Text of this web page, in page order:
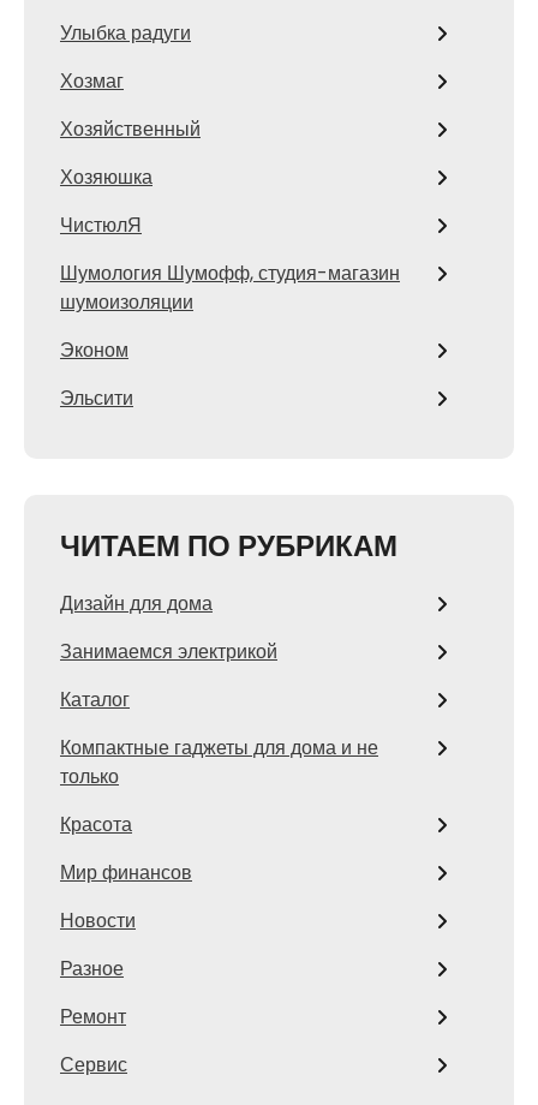
Улыбка радуги
Хозмаг
Хозяйственный
Хозяюшка
ЧистюлЯ
Шумология Шумофф, студия-магазин
шумоизоляции
Эконом
Эльсити
ЧИТАЕМ ПО РУБРИКАМ
Дизайн для дома
Занимаемся электрикой
Каталог
Компактные гаджеты для дома и не
только
Красота
Мир финансов
Новости
Разное
Ремонт
Сервис